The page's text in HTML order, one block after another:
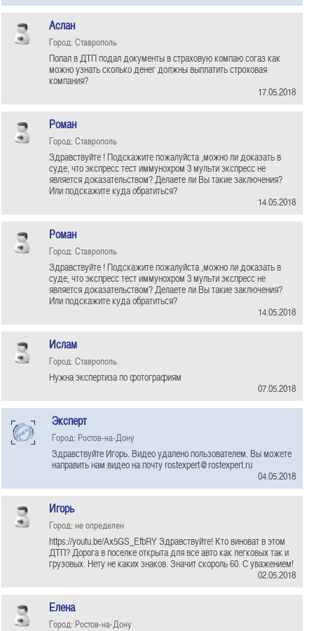
Аслан
Город: Ставрополь
Попал в ДТП подал документы в страховую компаю согаз как
можно узнать сколько денег должны выплатить строховая
компания?
17.05.2018
Роман
Город: Ставрополь
Здравствуйте ! Подскажите пожалуйста ,можно ли доказать в
суде, что экспресс тест иммунохром 3 мульти экспресс не
является доказательством? Делаете ли Вы такие заключения?
Или подскажите куда обратиться?
14.05.2018
Роман
Город: Ставрополь
Здравствуйте ! Подскажите пожалуйста ,можно ли доказать в
суде, что экспресс тест иммунохром 3 мульти экспресс не
является доказательством? Делаете ли Вы такие заключения?
Или подскажите куда обратиться?
14.05.2018
Ислам
Город: Ставрополь
Нужна экспертиза по фотографиям
07.05.2018
Эксперт
Город: Ростов-на-Дону
Здравствуйте Игорь. Видео удалено пользователем. Вы можете
направить нам видео на почту rostexpert@rostexpert.ru
04.05.2018
Игорь
Город: не определен
https://youtu.be/Ax5GS_EfbRY Здравствуйте! Кто виноват в этом
ДТП? Дорога в поселке открыта для все авто как легковых так и
грузовых. Нету не каких знаков. Значит скороль 60. С уважением!
02.05.2018
Елена
Город: Ростов-на-Дону